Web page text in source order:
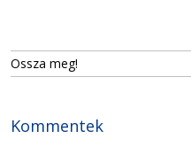
Ossza meg!
Kommentek